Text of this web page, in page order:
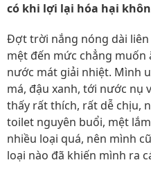
có khi lợi lại hóa hại
Đợt trời nắng nóng dài
mệt đến mức chẳng
nước mát giải nhiệt. Mình
má, đậu xanh, tới nước nụ
thấy rất thích, rất dễ chịu,
toilet nguyên buổi, mệt
nhiều loại quá, nên mình
loại nào đã khiến mình ra